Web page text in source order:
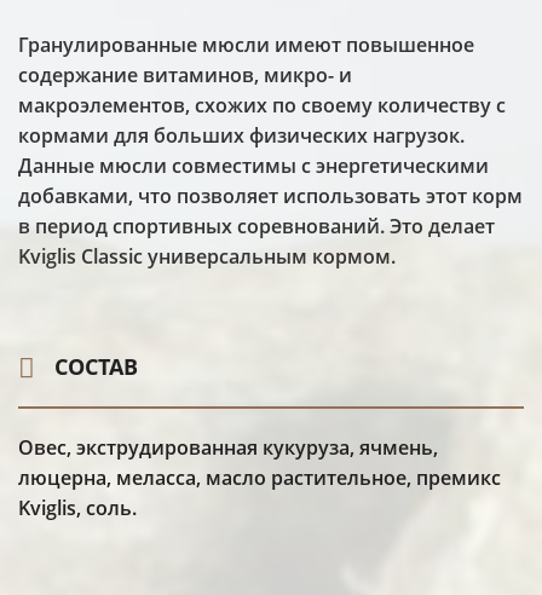
Гранулированные мюсли имеют повышенное
содержание витаминов, микро- и
макроэлементов, схожих по своему количеству с
кормами для больших физических нагрузок.
Данные мюсли совместимы с энергетическими
добавками, что позволяет использовать этот корм
в период спортивных соревнований. Это делает
Kviglis Classic универсальным кормом.
СОСТАВ
Овес, экструдированная кукуруза, ячмень,
люцерна, меласса, масло растительное, премикс
Kviglis, соль.